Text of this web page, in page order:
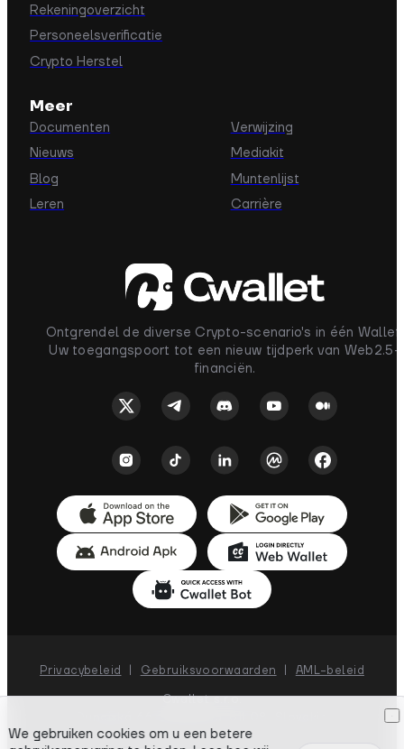
Ontgrendel de diverse Crypto-scenario's in één Wallet.
Uw toegangspoort tot een nieuw tijdperk van Web2.5-
financiën.
Rekeningoverzicht
Personeelsverificatie
Crypto Herstel
Meer
Documenten
Nieuws
Blog
Leren
Verwijzing
Mediakit
Muntenlijst
Carrière
Privacybeleid Gebruiksvoorwaarden AML-beleid
Cwallet s.r.o.
We gebruiken cookies om u een betere